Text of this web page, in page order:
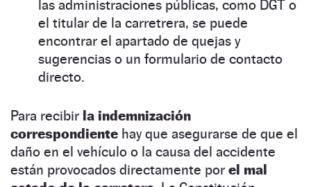
las administraciones públicas, como DGT o
el titular de la carretrera, se puede
encontrar el apartado de quejas y
sugerencias o un formulario de contacto
directo.
Para recibir la indemnización
correspondiente hay que asegurarse de que el
daño en el vehículo o la causa del accidente
están provocados directamente por el mal